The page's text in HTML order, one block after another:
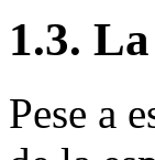
1.3.
Pese a